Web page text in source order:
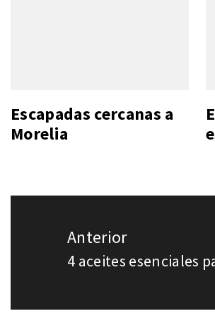
Escapadas cercanas a
Morelia
entradas
Anterior
Entrada
4 aceites esenciales